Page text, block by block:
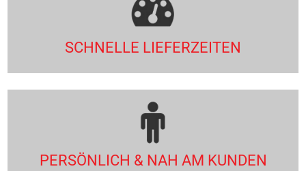
SCHNELLE LIEFERZEITEN
PERSÖNLICH & NAH AM KUNDEN